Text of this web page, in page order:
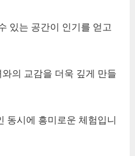
있는 공간이 인기를 얻고
의 교감을 더욱 깊게 만들
동시에 흥미로운 체험입니